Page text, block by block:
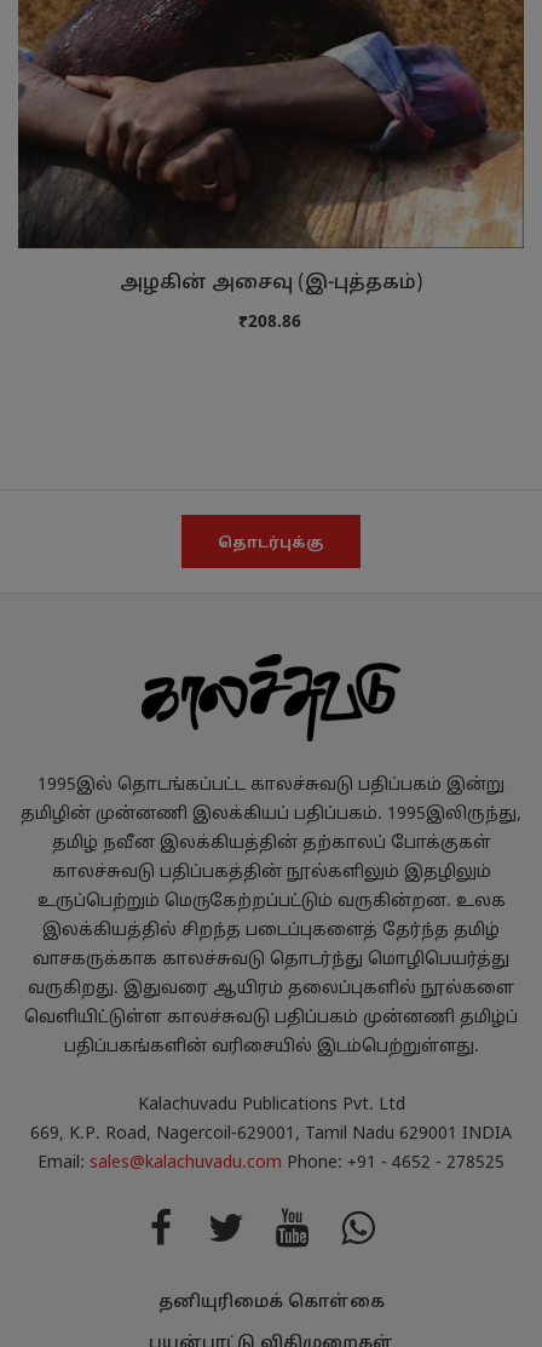
அழகின் அசைவு (இ-புத்தகம்)
₹208.86
தொடர்புக்கு
1995இல் தொடங்கப்பட்ட காலச்சுவடு பதிப்பகம் இன்று
தமிழின் முன்னணி இலக்கியப் பதிப்பகம். 1995இலிருந்து,
தமிழ் நவீன இலக்கியத்தின் தற்காலப் போக்குகள்
காலச்சுவடு பதிப்பகத்தின் நூல்களிலும் இதழிலும்
உருப்பெற்றும் மெருகேற்றப்பட்டும் வருகின்றன. உலக
இலக்கியத்தில் சிறந்த படைப்புகளைத் தேர்ந்த தமிழ்
வாசகருக்காக காலச்சுவடு தொடர்ந்து மொழிபெயர்த்து
வருகிறது. இதுவரை ஆயிரம் தலைப்புகளில் நூல்களை
வெளியிட்டுள்ள காலச்சுவடு பதிப்பகம் முன்னணி தமிழ்ப்
பதிப்பகங்களின் வரிசையில் இடம்பெற்றுள்ளது.
Kalachuvadu Publications Pvt. Ltd
669, K.P. Road, Nagercoil-629001, Tamil Nadu 629001 INDIA
Email: sales@kalachuvadu.com Phone: +91 - 4652 - 278525
தனியுரிமைக் கொள்கை